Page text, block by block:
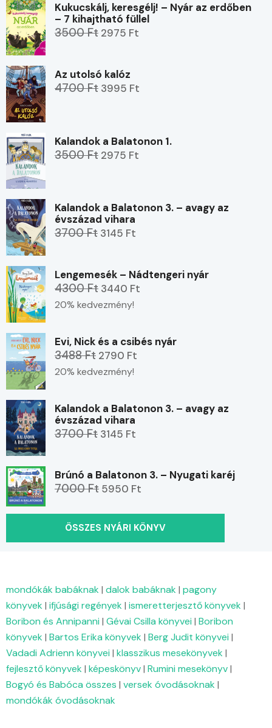
Kukucskálj, keresgélj! – Nyár az erdőben
– 7 kihajtható füllel
3500 Ft 2975 Ft
Az utolsó kalóz
4700 Ft 3995 Ft
Kalandok a Balatonon 1.
3500 Ft 2975 Ft
Kalandok a Balatonon 3. – avagy az
évszázad vihara
3700 Ft 3145 Ft
Lengemesék – Nádtengeri nyár
4300 Ft 3440 Ft
20% kedvezmény!
Evi, Nick és a csibés nyár
3488 Ft 2790 Ft
20% kedvezmény!
Kalandok a Balatonon 3. – avagy az
évszázad vihara
3700 Ft 3145 Ft
Brúnó a Balatonon 3. – Nyugati karéj
7000 Ft 5950 Ft
ÖSSZES NYÁRI KÖNYV
mondókák babáknak | dalok babáknak | pagony
könyvek | ifjúsági regények | ismeretterjesztő könyvek |
Boribon és Annipanni | Gévai Csilla könyvei | Boribon
könyvek | Bartos Erika könyvek | Berg Judit könyvei |
Vadadi Adrienn könyvei | klasszikus mesekönyvek |
fejlesztő könyvek | képeskönyv| Rumini mesekönyv|
Bogyó és Babóca összes | versek óvodásoknak |
mondókák óvodásoknak